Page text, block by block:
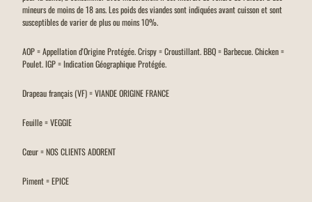
mineurs de moins de 18 ans. Les poids des viandes sont indiquées avant cuisson et sont
susceptibles de varier de plus ou moins 10%.
AOP = Appellation d'Origine Protégée. Crispy = Croustillant. BBQ = Barbecue. Chicken =
Poulet. IGP = Indication Géographique Protégée.
Drapeau français (VF) = VIANDE ORIGINE FRANCE
Feuille = VEGGIE
Cœur = NOS CLIENTS ADORENT
Piment = EPICE